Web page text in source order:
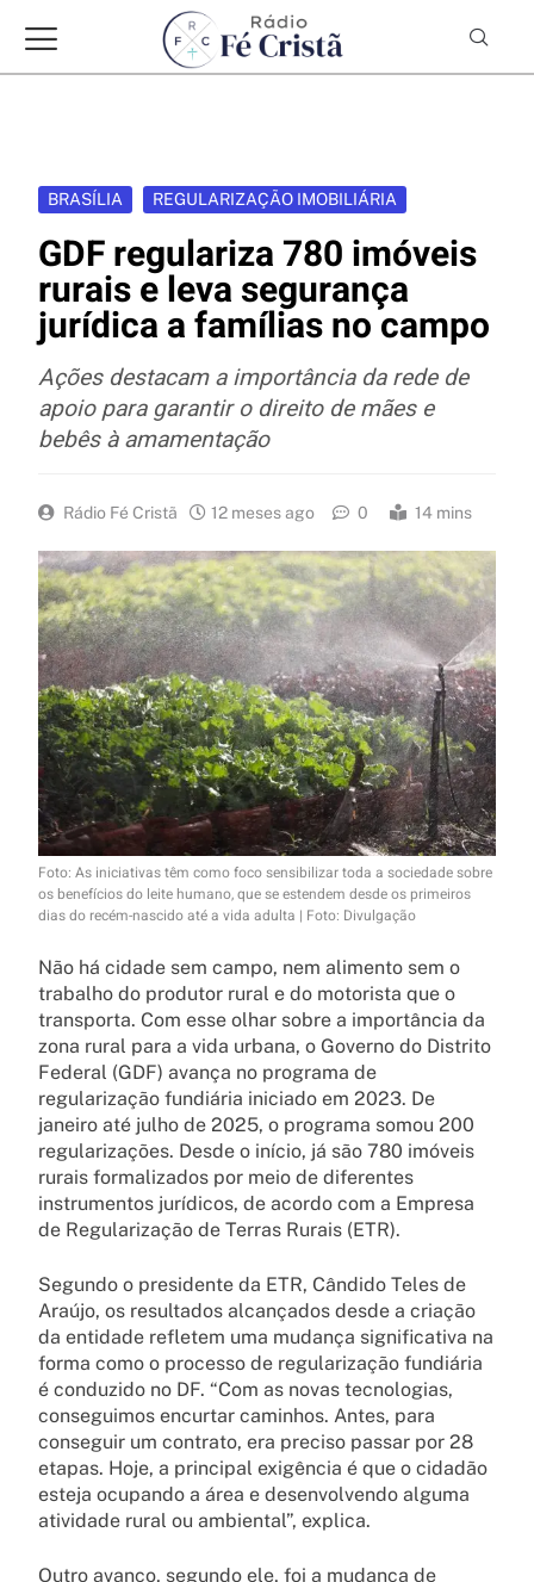
BRASÍLIA REGULARIZAÇÃO IMOBILIÁRIA
GDF regulariza 780 imóveis
rurais e leva segurança
jurídica a famílias no campo
Ações destacam a importância da rede de
apoio para garantir o direito de mães e
bebês à amamentação
Rádio Fé Cristã 12 meses ago 0 14 mins
Foto: As iniciativas têm como foco sensibilizar toda a sociedade sobre
os benefícios do leite humano, que se estendem desde os primeiros
dias do recém-nascido até a vida adulta | Foto: Divulgação
Não há cidade sem campo, nem alimento sem o
trabalho do produtor rural e do motorista que o
transporta. Com esse olhar sobre a importância da
zona rural para a vida urbana, o Governo do Distrito
Federal (GDF) avança no programa de
regularização fundiária iniciado em 2023. De
janeiro até julho de 2025, o programa somou 200
regularizações. Desde o início, já são 780 imóveis
rurais formalizados por meio de diferentes
instrumentos jurídicos, de acordo com a Empresa
de Regularização de Terras Rurais (ETR).
Segundo o presidente da ETR, Cândido Teles de
Araújo, os resultados alcançados desde a criação
da entidade refletem uma mudança significativa na
forma como o processo de regularização fundiária
é conduzido no DF. “Com as novas tecnologias,
conseguimos encurtar caminhos. Antes, para
conseguir um contrato, era preciso passar por 28
etapas. Hoje, a principal exigência é que o cidadão
esteja ocupando a área e desenvolvendo alguma
atividade rural ou ambiental”, explica.
Outro avanço, segundo ele, foi a mudança de